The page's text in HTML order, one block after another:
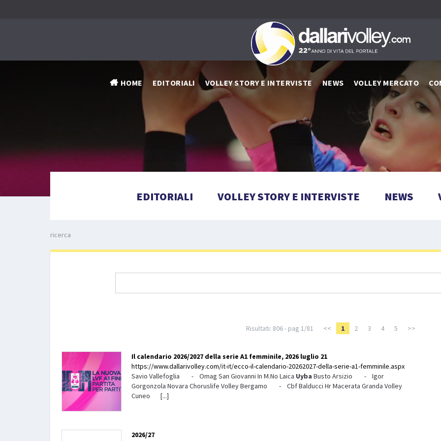
HOME EDITORIALI VOLLEY STORY E INTERVISTE NEWS VOLLEY MERCATO
EDITORIALI VOLLEY STORY E INTERVISTE NEWS
ricerca
Risultati: 806 - pag 1/81 << 1 2 3 4 5 >>
Il calendario 2026/2027 della serie A1 femminile, 2026 luglio 21
https://www.dallarivolley.com/it-it/ecco-il-calendario-20262027-della-serie-a1-femminile.aspx
Savio Vallefoglia - Omag San Giovanni In M.No Laica Uyba Busto Arsizio - Igor
Gorgonzola Novara Choruslife Volley Bergamo - Cbf Balducci Hr Macerata Granda Volley
Cuneo [...]
2026/27